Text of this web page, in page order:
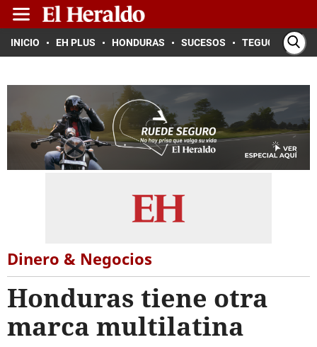
INICIO EH PLUS HONDURAS SUCESOS TEGUCIGALPA
Dinero & Negocios
Honduras tiene otra
marca multilatina